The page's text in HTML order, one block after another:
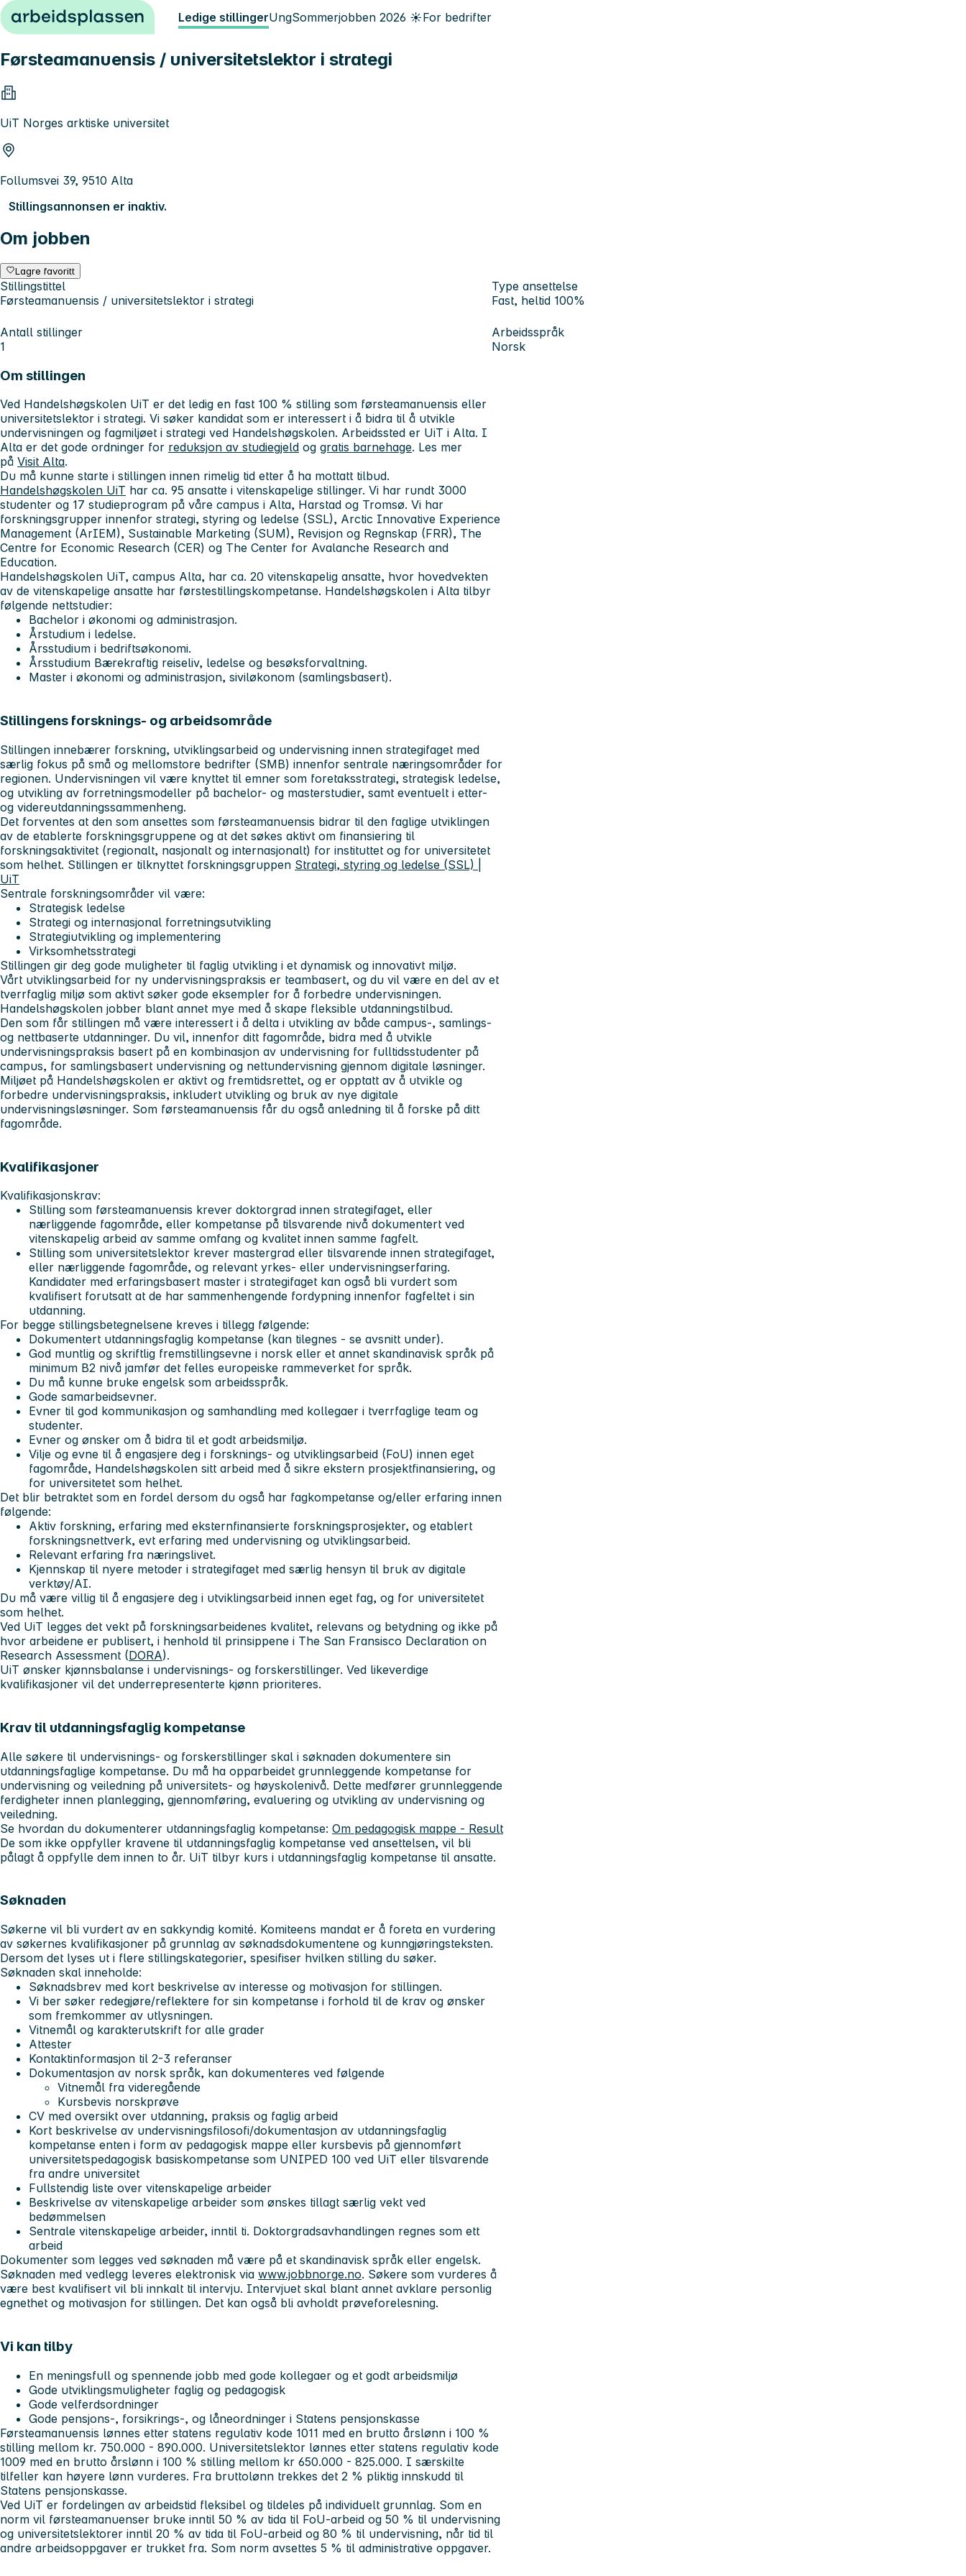
Hopp til innhold Ledige stillingerUngSommerjobben 2026 ☀️For bedrifter
Førsteamanuensis / universitetslektor i strategi
UiT Norges arktiske universitet
Follumsvei 39, 9510 Alta
Stillingsannonsen er inaktiv.
Om jobben
Lagre favoritt
Stillingstittel
Førsteamanuensis / universitetslektor i strategi
Type ansettelse
Fast, heltid 100%
Antall stillinger
1
Arbeidsspråk
Norsk
Om stillingen
Ved Handelshøgskolen UiT er det ledig en fast 100 % stilling som førsteamanuensis eller
universitetslektor i strategi. Vi søker kandidat som er interessert i å bidra til å utvikle
undervisningen og fagmiljøet i strategi ved Handelshøgskolen. Arbeidssted er UiT i Alta. I
Alta er det gode ordninger for reduksjon av studiegjeld og gratis barnehage. Les mer
på Visit Alta.
Du må kunne starte i stillingen innen rimelig tid etter å ha mottatt tilbud.
Handelshøgskolen UiT har ca. 95 ansatte i vitenskapelige stillinger. Vi har rundt 3000
studenter og 17 studieprogram på våre campus i Alta, Harstad og Tromsø. Vi har
forskningsgrupper innenfor strategi, styring og ledelse (SSL), Arctic Innovative Experience
Management (ArIEM), Sustainable Marketing (SUM), Revisjon og Regnskap (FRR), The
Centre for Economic Research (CER) og The Center for Avalanche Research and
Education.
Handelshøgskolen UiT, campus Alta, har ca. 20 vitenskapelig ansatte, hvor hovedvekten
av de vitenskapelige ansatte har førstestillingskompetanse. Handelshøgskolen i Alta tilbyr
følgende nettstudier:
Bachelor i økonomi og administrasjon.
Årstudium i ledelse.
Årsstudium i bedriftsøkonomi.
Årsstudium Bærekraftig reiseliv, ledelse og besøksforvaltning.
Master i økonomi og administrasjon, siviløkonom (samlingsbasert).
Stillingens forsknings- og arbeidsområde
Stillingen innebærer forskning, utviklingsarbeid og undervisning innen strategifaget med
særlig fokus på små og mellomstore bedrifter (SMB) innenfor sentrale næringsområder for
regionen. Undervisningen vil være knyttet til emner som foretaksstrategi, strategisk ledelse,
og utvikling av forretningsmodeller på bachelor- og masterstudier, samt eventuelt i etter-
og videreutdanningssammenheng.
Det forventes at den som ansettes som førsteamanuensis bidrar til den faglige utviklingen
av de etablerte forskningsgruppene og at det søkes aktivt om finansiering til
forskningsaktivitet (regionalt, nasjonalt og internasjonalt) for instituttet og for universitetet
som helhet. Stillingen er tilknyttet forskningsgruppen Strategi, styring og ledelse (SSL) |
UiT
Sentrale forskningsområder vil være:
Strategisk ledelse
Strategi og internasjonal forretningsutvikling
Strategiutvikling og implementering
Virksomhetsstrategi
Stillingen gir deg gode muligheter til faglig utvikling i et dynamisk og innovativt miljø.
Vårt utviklingsarbeid for ny undervisningspraksis er teambasert, og du vil være en del av et
tverrfaglig miljø som aktivt søker gode eksempler for å forbedre undervisningen.
Handelshøgskolen jobber blant annet mye med å skape fleksible utdanningstilbud.
Den som får stillingen må være interessert i å delta i utvikling av både campus-, samlings-
og nettbaserte utdanninger. Du vil, innenfor ditt fagområde, bidra med å utvikle
undervisningspraksis basert på en kombinasjon av undervisning for fulltidsstudenter på
campus, for samlingsbasert undervisning og nettundervisning gjennom digitale løsninger.
Miljøet på Handelshøgskolen er aktivt og fremtidsrettet, og er opptatt av å utvikle og
forbedre undervisningspraksis, inkludert utvikling og bruk av nye digitale
undervisningsløsninger. Som førsteamanuensis får du også anledning til å forske på ditt
fagområde.
Kvalifikasjoner
Kvalifikasjonskrav:
Stilling som førsteamanuensis krever doktorgrad innen strategifaget, eller
nærliggende fagområde, eller kompetanse på tilsvarende nivå dokumentert ved
vitenskapelig arbeid av samme omfang og kvalitet innen samme fagfelt.
Stilling som universitetslektor krever mastergrad eller tilsvarende innen strategifaget,
eller nærliggende fagområde, og relevant yrkes- eller undervisningserfaring.
Kandidater med erfaringsbasert master i strategifaget kan også bli vurdert som
kvalifisert forutsatt at de har sammenhengende fordypning innenfor fagfeltet i sin
utdanning.
For begge stillingsbetegnelsene kreves i tillegg følgende:
Dokumentert utdanningsfaglig kompetanse (kan tilegnes - se avsnitt under).
God muntlig og skriftlig fremstillingsevne i norsk eller et annet skandinavisk språk på
minimum B2 nivå jamfør det felles europeiske rammeverket for språk.
Du må kunne bruke engelsk som arbeidsspråk.
Gode samarbeidsevner.
Evner til god kommunikasjon og samhandling med kollegaer i tverrfaglige team og
studenter.
Evner og ønsker om å bidra til et godt arbeidsmiljø.
Vilje og evne til å engasjere deg i forsknings- og utviklingsarbeid (FoU) innen eget
fagområde, Handelshøgskolen sitt arbeid med å sikre ekstern prosjektfinansiering, og
for universitetet som helhet.
Det blir betraktet som en fordel dersom du også har fagkompetanse og/eller erfaring innen
følgende:
Aktiv forskning, erfaring med eksternfinansierte forskningsprosjekter, og etablert
forskningsnettverk, evt erfaring med undervisning og utviklingsarbeid.
Relevant erfaring fra næringslivet.
Kjennskap til nyere metoder i strategifaget med særlig hensyn til bruk av digitale
verktøy/AI.
Du må være villig til å engasjere deg i utviklingsarbeid innen eget fag, og for universitetet
som helhet.
Ved UiT legges det vekt på forskningsarbeidenes kvalitet, relevans og betydning og ikke på
hvor arbeidene er publisert, i henhold til prinsippene i The San Fransisco Declaration on
Research Assessment (DORA).
UiT ønsker kjønnsbalanse i undervisnings- og forskerstillinger. Ved likeverdige
kvalifikasjoner vil det underrepresenterte kjønn prioriteres.
Krav til utdanningsfaglig kompetanse
Alle søkere til undervisnings- og forskerstillinger skal i søknaden dokumentere sin
utdanningsfaglige kompetanse. Du må ha opparbeidet grunnleggende kompetanse for
undervisning og veiledning på universitets- og høyskolenivå. Dette medfører grunnleggende
ferdigheter innen planlegging, gjennomføring, evaluering og utvikling av undervisning og
veiledning.
Se hvordan du dokumenterer utdanningsfaglig kompetanse: Om pedagogisk mappe - Result
De som ikke oppfyller kravene til utdanningsfaglig kompetanse ved ansettelsen, vil bli
pålagt å oppfylle dem innen to år. UiT tilbyr kurs i utdanningsfaglig kompetanse til ansatte.
Søknaden
Søkerne vil bli vurdert av en sakkyndig komité. Komiteens mandat er å foreta en vurdering
av søkernes kvalifikasjoner på grunnlag av søknadsdokumentene og kunngjøringsteksten.
Dersom det lyses ut i flere stillingskategorier, spesifiser hvilken stilling du søker.
Søknaden skal inneholde:
Søknadsbrev med kort beskrivelse av interesse og motivasjon for stillingen.
Vi ber søker redegjøre/reflektere for sin kompetanse i forhold til de krav og ønsker
som fremkommer av utlysningen.
Vitnemål og karakterutskrift for alle grader
Attester
Kontaktinformasjon til 2-3 referanser
Dokumentasjon av norsk språk, kan dokumenteres ved følgende
Vitnemål fra videregående
Kursbevis norskprøve
CV med oversikt over utdanning, praksis og faglig arbeid
Kort beskrivelse av undervisningsfilosofi/dokumentasjon av utdanningsfaglig
kompetanse enten i form av pedagogisk mappe eller kursbevis på gjennomført
universitetspedagogisk basiskompetanse som UNIPED 100 ved UiT eller tilsvarende
fra andre universitet
Fullstendig liste over vitenskapelige arbeider
Beskrivelse av vitenskapelige arbeider som ønskes tillagt særlig vekt ved
bedømmelsen
Sentrale vitenskapelige arbeider, inntil ti. Doktorgradsavhandlingen regnes som ett
arbeid
Dokumenter som legges ved søknaden må være på et skandinavisk språk eller engelsk.
Søknaden med vedlegg leveres elektronisk via www.jobbnorge.no. Søkere som vurderes å
være best kvalifisert vil bli innkalt til intervju. Intervjuet skal blant annet avklare personlig
egnethet og motivasjon for stillingen. Det kan også bli avholdt prøveforelesning.
Vi kan tilby
En meningsfull og spennende jobb med gode kollegaer og et godt arbeidsmiljø
Gode utviklingsmuligheter faglig og pedagogisk
Gode velferdsordninger
Gode pensjons-, forsikrings-, og låneordninger i Statens pensjonskasse
Førsteamanuensis lønnes etter statens regulativ kode 1011 med en brutto årslønn i 100 %
stilling mellom kr. 750.000 - 890.000. Universitetslektor lønnes etter statens regulativ kode
1009 med en brutto årslønn i 100 % stilling mellom kr 650.000 - 825.000. I særskilte
tilfeller kan høyere lønn vurderes. Fra bruttolønn trekkes det 2 % pliktig innskudd til
Statens pensjonskasse.
Ved UiT er fordelingen av arbeidstid fleksibel og tildeles på individuelt grunnlag. Som en
norm vil førsteamanuenser bruke inntil 50 % av tida til FoU-arbeid og 50 % til undervisning
og universitetslektorer inntil 20 % av tida til FoU-arbeid og 80 % til undervisning, når tid til
andre arbeidsoppgaver er trukket fra. Som norm avsettes 5 % til administrative oppgaver.